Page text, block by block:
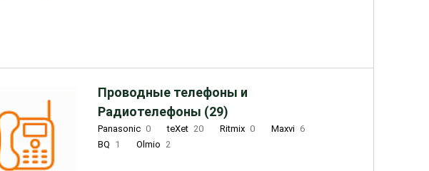
Проводные телефоны и
Радиотелефоны (29)
Panasonic 0 teXet 20 Ritmix 0 Maxvi 6
BQ 1 Olmio 2